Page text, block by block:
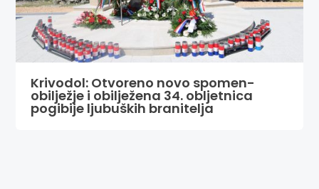
Krivodol: Otvoreno novo spomen-
obilježje i obilježena 34. obljetnica
pogibije ljubuških branitelja